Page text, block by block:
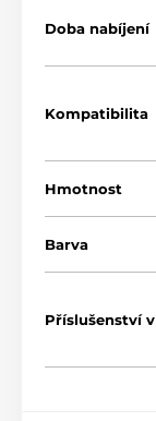
Doba nabíjení
Kompatibilita
Hmotnost
Barva
Příslušenství